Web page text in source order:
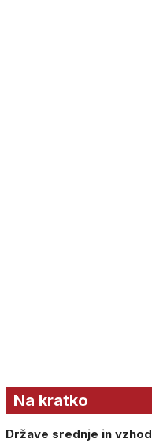
Na kratko
Države srednje in